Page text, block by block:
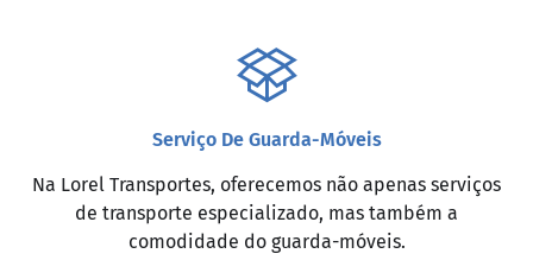
Serviço De Guarda-Móveis
Na Lorel Transportes, oferecemos não apenas serviços
de transporte especializado, mas também a
comodidade do guarda-móveis.